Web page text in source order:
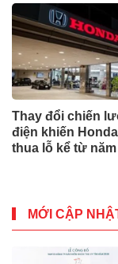
Thay đổi chiến
điện khiến
thua lỗ kể từ năm
MỚI CẬP